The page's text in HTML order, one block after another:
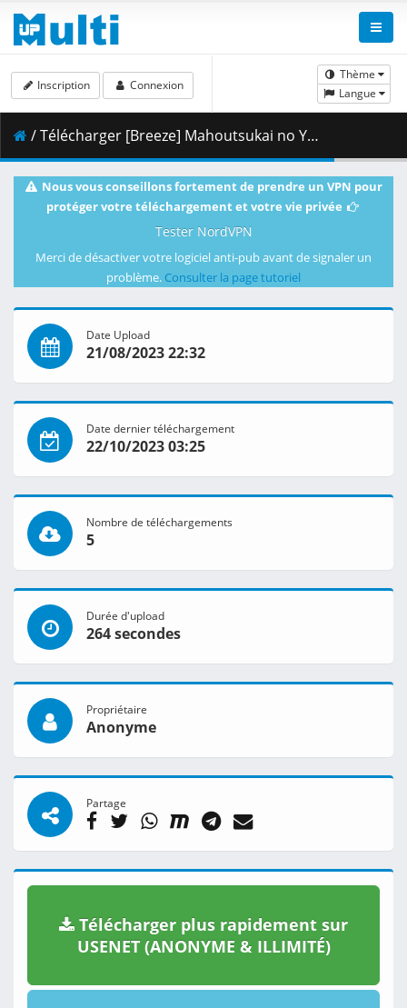
Thème
Langue
Inscription Connexion
/ Télécharger [Breeze] Mahoutsukai no Yome - 12v2 [1080p BD][AV1][dual audio].mkv.002 ( 257.89 MB )
Nous vous conseillons fortement de prendre un VPN pour
protéger votre téléchargement et votre vie privée
Tester NordVPN
Merci de désactiver votre logiciel anti-pub avant de signaler un
problème. Consulter la page tutoriel
Date Upload
21/08/2023 22:32
Date dernier téléchargement
22/10/2023 03:25
Nombre de téléchargements
5
Durée d'upload
264 secondes
Propriétaire
Anonyme
Partage
Télécharger plus rapidement sur
USENET (ANONYME & ILLIMITÉ)